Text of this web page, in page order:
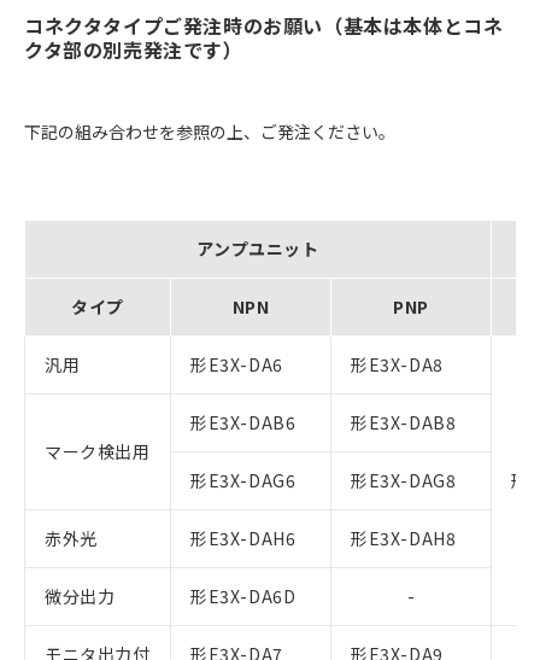
コネクタタイプご発注時のお願い（基本は本体とコネ
クタ部の別売発注です）
下記の組み合わせを参照の上、ご発注ください。
アンプユニット
タイプ NPN PNP
汎用 形E3X-DA6 形E3X-DA8
形
マーク検出用
形E3X-DAB6 形E3X-DAB8
形E3X-DAG6 形E3X-DAG8
赤外光 形E3X-DAH6 形E3X-DAH8
微分出力 形E3X-DA6D -
モニタ出力付 形E3X-DA7
形E3X-DA9